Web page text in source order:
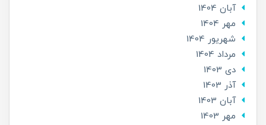
آبان 1404
مهر 1404
شهریور 1404
مرداد 1404
دی 1403
آذر 1403
آبان 1403
مهر 1403